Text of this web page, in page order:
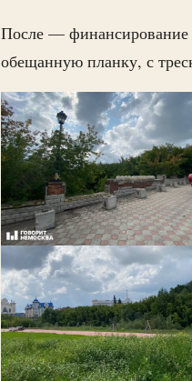
После — финансирование
обещанную планку, с